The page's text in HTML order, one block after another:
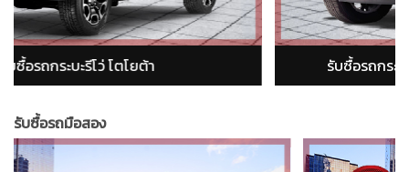
รับซื้อรถกระบะอีซูซุ ดีแม็ก (isuzu dmax)
รับซื้อรถมือสอง